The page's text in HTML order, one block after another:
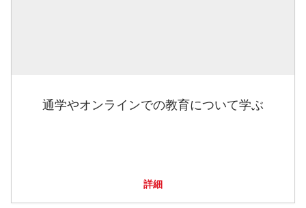
通学やオンラインでの教育について学ぶ
詳細